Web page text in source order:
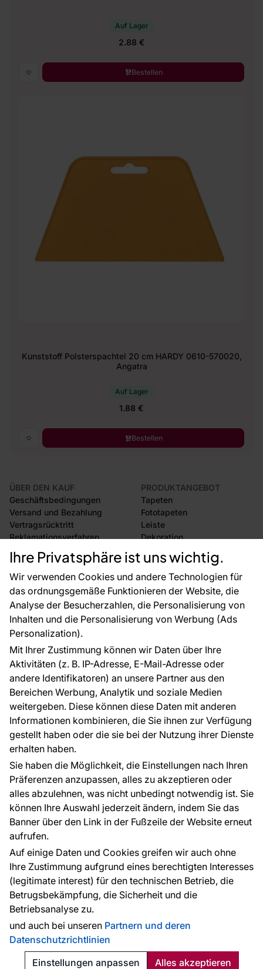
Ihre Privatsphäre ist uns wichtig.
Wir verwenden Cookies und andere Technologien für
das ordnungsgemäße Funktionieren der Website, die
Analyse der Besucherzahlen, die Personalisierung von
Inhalten und die Personalisierung von Werbung (Ads
Personalization).
Mit Ihrer Zustimmung können wir Daten über Ihre
Aktivitäten (z. B. IP-Adresse, E-Mail-Adresse oder
andere Identifikatoren) an unsere Partner aus den
Bereichen Werbung, Analytik und soziale Medien
weitergeben. Diese können diese Daten mit anderen
Informationen kombinieren, die Sie ihnen zur Verfügung
gestellt haben oder die sie bei der Nutzung ihrer Dienste
erhalten haben.
Sie haben die Möglichkeit, die Einstellungen nach Ihren
Präferenzen anzupassen, alles zu akzeptieren oder
alles abzulehnen, was nicht unbedingt notwendig ist. Sie
können Ihre Auswahl jederzeit ändern, indem Sie das
Banner über den Link in der Fußzeile der Website erneut
aufrufen.
Auf einige Daten und Cookies greifen wir auch ohne
Ihre Zustimmung aufgrund eines berechtigten Interesses
(legitimate interest) für den technischen Betrieb, die
Betrugsbekämpfung, die Sicherheit und die
Betriebsanalyse zu.
und auch bei unseren Partnern und deren
Datenschutzrichtlinien
Einstellungen anpassen
Alles akzeptieren
Auf Lager
2.88 €
Bestellen
Kunststoff Polsterspachtel 20 cm HARDY 0610-570020,
Angatra
Auf Lager
1.88 €
Bestellen
ÜBER DEN KAUF
Geschäftsbedingungen
Versand und Bezahlung
Vertragsrücktritt
Reklamationsverfahren
Rücksendung von Waren
CE-Zertifizierung
Großhandel
Raumvisualisierung
PRODUKTANGEBOT
Tapeten
Fototapeten
Leiste
Dekoration
Selbstklebende Folien
Zubehör
Tapetenmuster
FÜR SIE
Blog
EU-Projekte
Ratschläge und Tipps
FAQ
ÜBER DAS UNTERNEHMEN
Kontakt
Haben Sie Fragen? Wir helfen Ihnen gerne weiter
und beraten Sie persönlich.
+49 781 95633072
service@tapeteneshop.de
Zahlungsarten:
Die Zahlungen werden geleistet von:
© 2010 - 2026 Tapeteneshop
Created:
Reklalink s.r.o.
Schutz personenbezogener Daten